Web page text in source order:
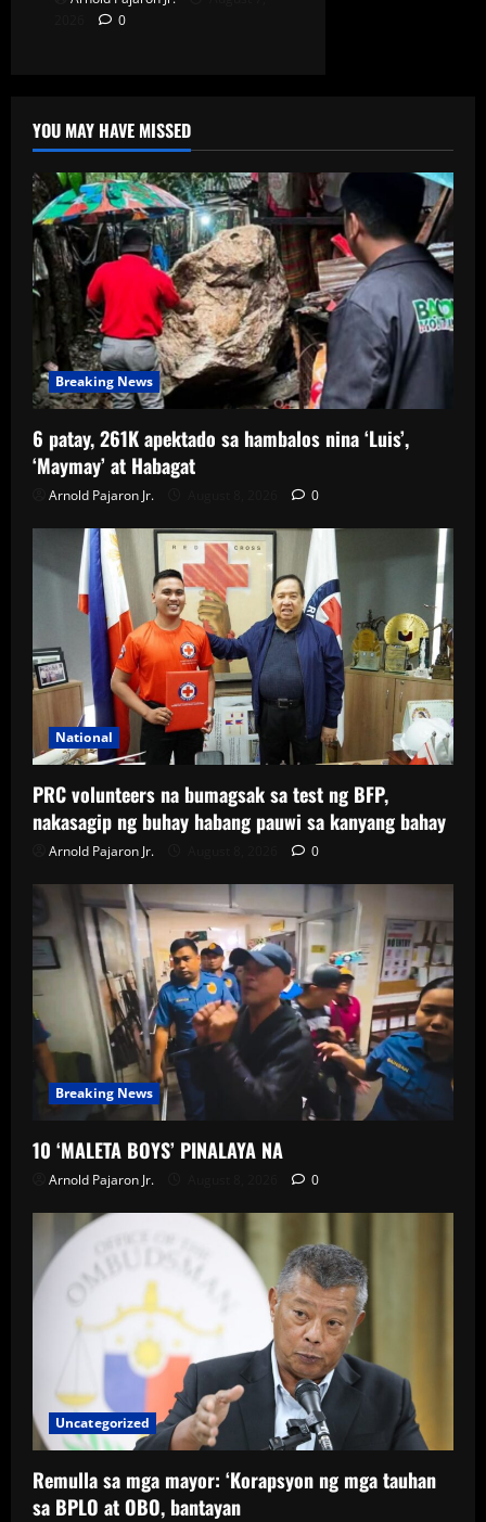
0
YOU MAY HAVE MISSED
Breaking News
6 patay, 261K apektado sa hambalos nina ‘Luis’,
‘Maymay’ at Habagat
Arnold Pajaron Jr. 0
National
PRC volunteers na bumagsak sa test ng BFP,
nakasagip ng buhay habang pauwi sa kanyang bahay
Arnold Pajaron Jr. 0
Breaking News
10 ‘MALETA BOYS’ PINALAYA NA
Arnold Pajaron Jr. 0
Uncategorized
Remulla sa mga mayor: ‘Korapsyon ng mga tauhan
sa BPLO at OBO, bantayan